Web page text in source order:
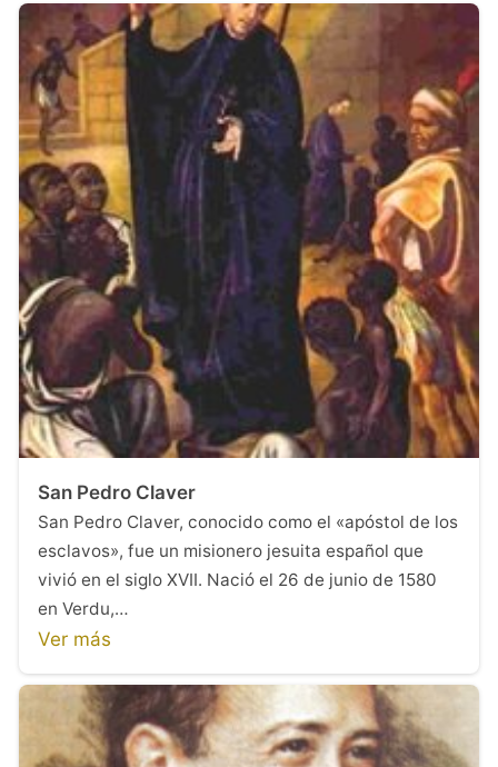
San Pedro Claver
San Pedro Claver, conocido como el «apóstol de los
esclavos», fue un misionero jesuita español que
vivió en el siglo XVII. Nació el 26 de junio de 1580
en Verdu,…
Ver más